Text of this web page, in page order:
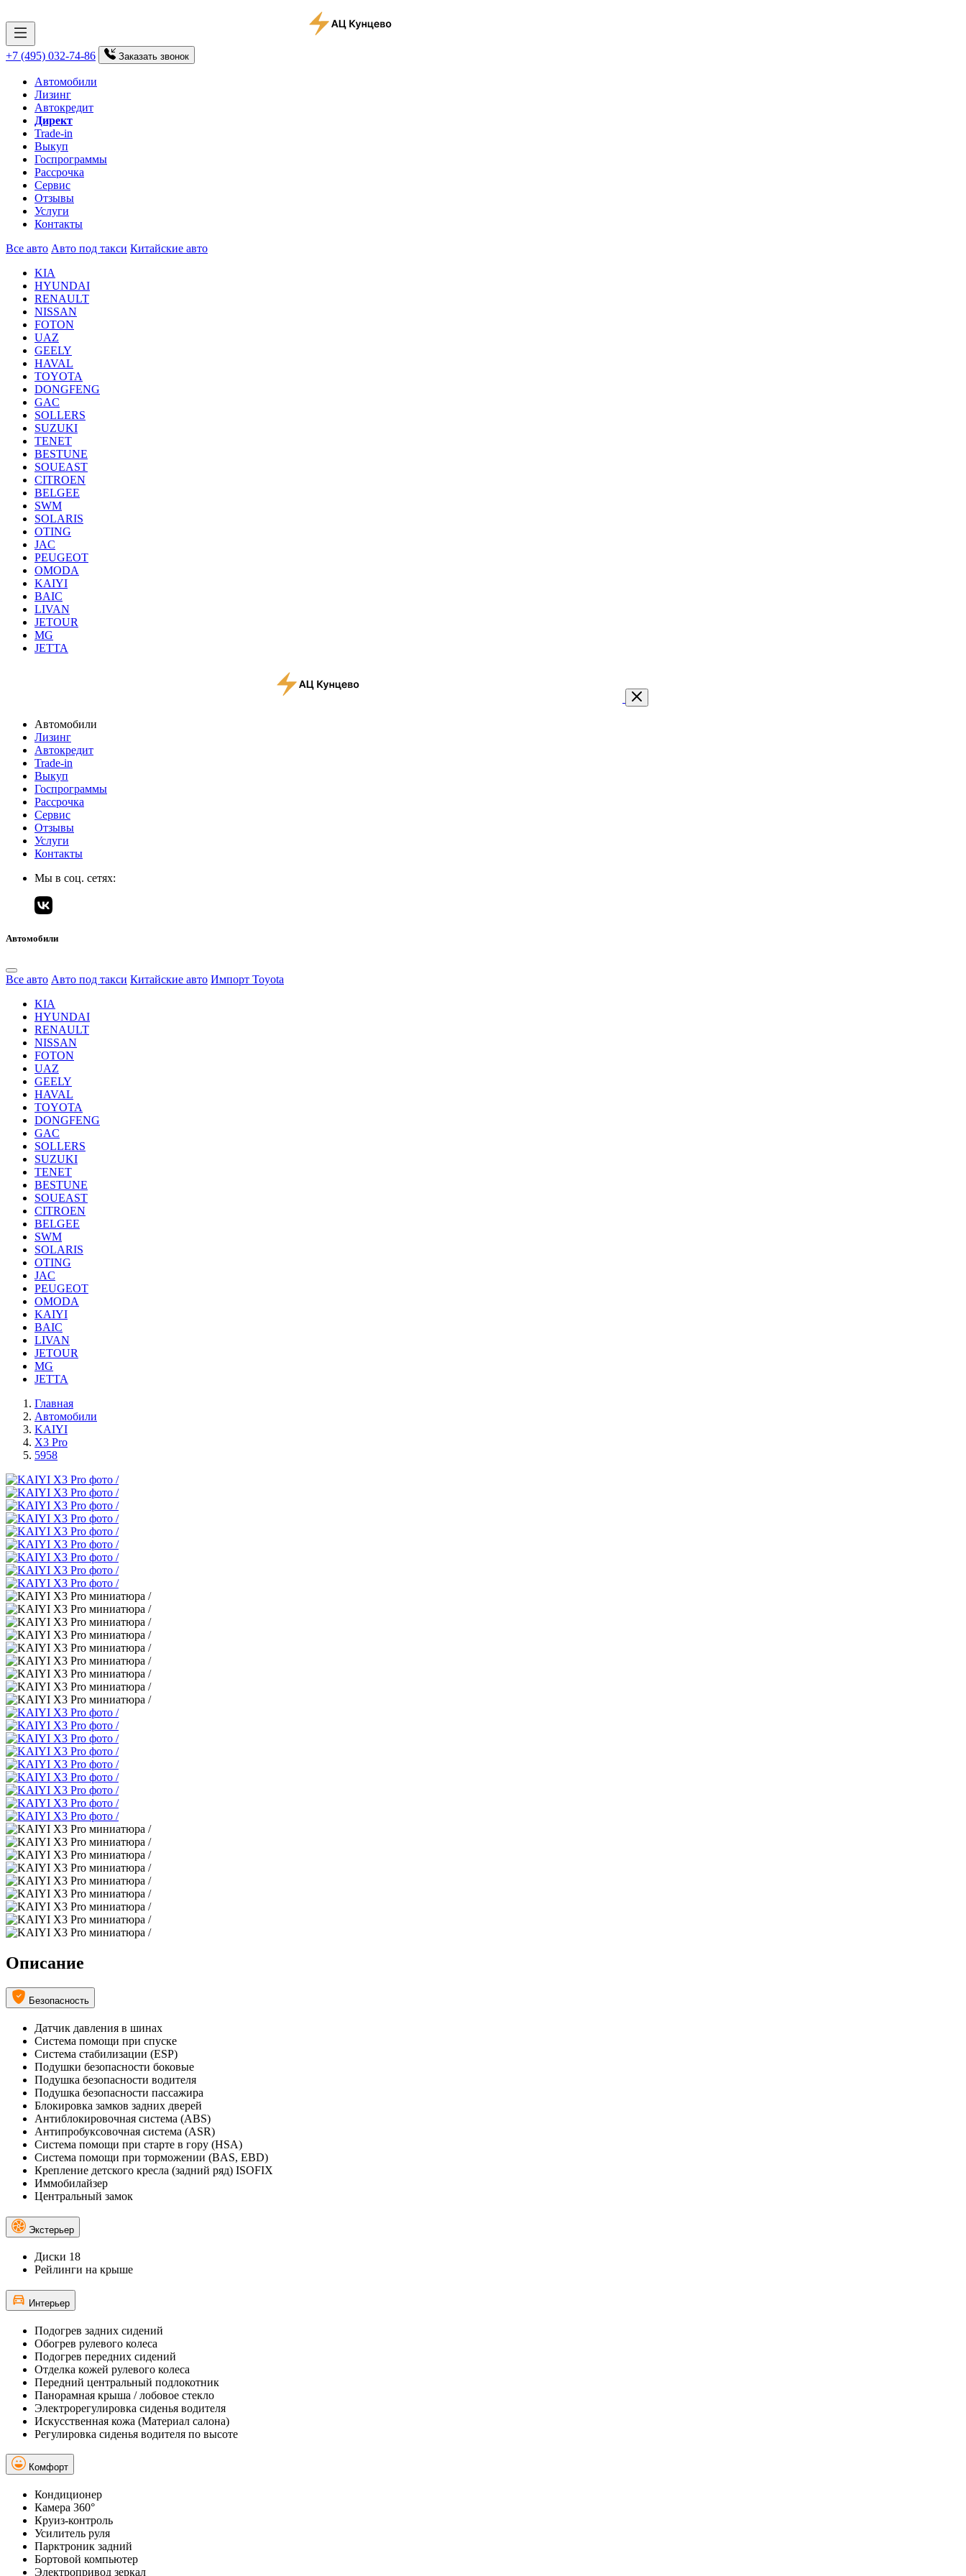
+7 (495) 032-74-86 Заказать звонок
Автомобили
Лизинг
Автокредит
Директ
Trade-in
Выкуп
Госпрограммы
Рассрочка
Сервис
Отзывы
Услуги
Контакты
Все авто Авто под такси Китайские авто
KIA
HYUNDAI
RENAULT
NISSAN
FOTON
UAZ
GEELY
HAVAL
TOYOTA
DONGFENG
GAC
SOLLERS
SUZUKI
TENET
BESTUNE
SOUEAST
CITROEN
BELGEE
SWM
SOLARIS
OTING
JAC
PEUGEOT
OMODA
KAIYI
BAIC
LIVAN
JETOUR
MG
JETTA
Автомобили
Лизинг
Автокредит
Trade-in
Выкуп
Госпрограммы
Рассрочка
Сервис
Отзывы
Услуги
Контакты
Мы в соц. сетях:
Автомобили
Все авто Авто под такси Китайские авто Импорт Toyota
KIA
HYUNDAI
RENAULT
NISSAN
FOTON
UAZ
GEELY
HAVAL
TOYOTA
DONGFENG
GAC
SOLLERS
SUZUKI
TENET
BESTUNE
SOUEAST
CITROEN
BELGEE
SWM
SOLARIS
OTING
JAC
PEUGEOT
OMODA
KAIYI
BAIC
LIVAN
JETOUR
MG
JETTA
Главная
Автомобили
KAIYI
X3 Pro
5958
Описание
Безопасность
Датчик давления в шинах
Система помощи при спуске
Система стабилизации (ESP)
Подушки безопасности боковые
Подушка безопасности водителя
Подушка безопасности пассажира
Блокировка замков задних дверей
Антиблокировочная система (ABS)
Антипробуксовочная система (ASR)
Система помощи при старте в гору (HSA)
Система помощи при торможении (BAS, EBD)
Крепление детского кресла (задний ряд) ISOFIX
Иммобилайзер
Центральный замок
Экстерьер
Диски 18
Рейлинги на крыше
Интерьер
Подогрев задних сидений
Обогрев рулевого колеса
Подогрев передних сидений
Отделка кожей рулевого колеса
Передний центральный подлокотник
Панорамная крыша / лобовое стекло
Электрорегулировка сиденья водителя
Искусственная кожа (Материал салона)
Регулировка сиденья водителя по высоте
Комфорт
Кондиционер
Камера 360°
Круиз-контроль
Усилитель руля
Парктроник задний
Бортовой компьютер
Электропривод зеркал